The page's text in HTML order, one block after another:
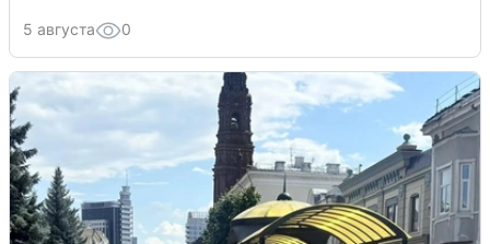
5 августа 0